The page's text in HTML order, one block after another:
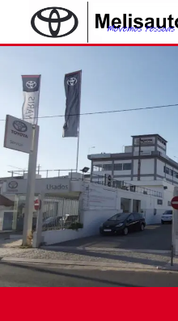
content